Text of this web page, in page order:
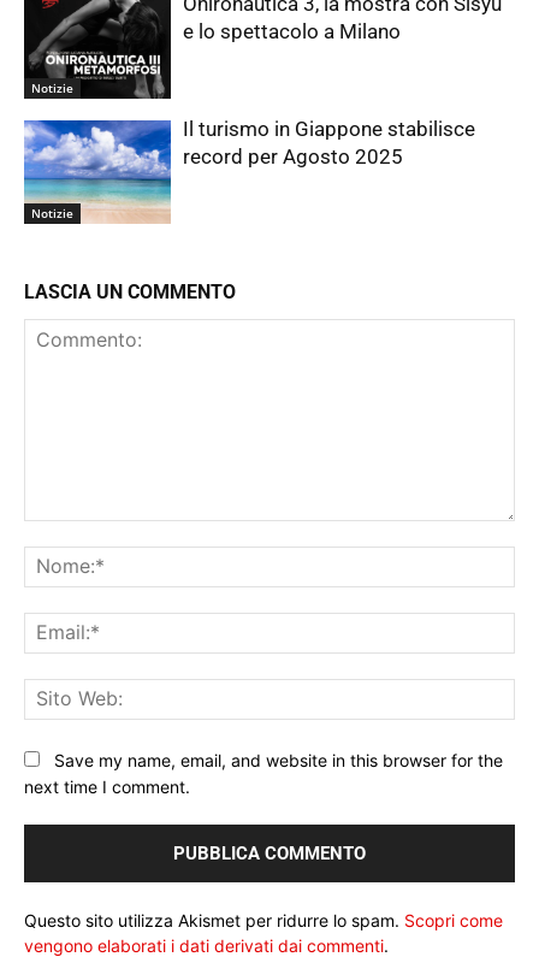
Notizie
e lo spettacolo a Milano
Notizie
Il turismo in Giappone stabilisce
record per Agosto 2025
LASCIA UN COMMENTO
Save my name, email, and website in this browser for the
next time I comment.
Questo sito utilizza Akismet per ridurre lo spam. Scopri come
vengono elaborati i dati derivati dai commenti.